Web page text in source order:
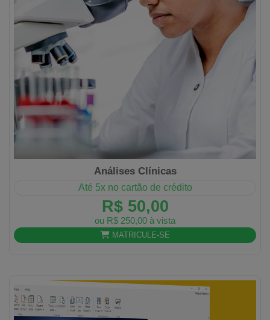
Análises Clínicas
Até 5x no cartão de crédito
R$ 50,00
ou R$ 250,00 à vista
MATRICULE-SE